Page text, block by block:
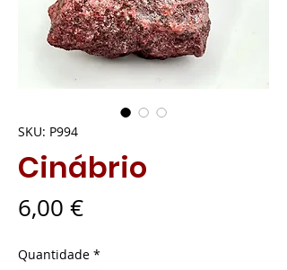
SKU: P994
Cinábrio
6,00 €Preço
Quantidade *